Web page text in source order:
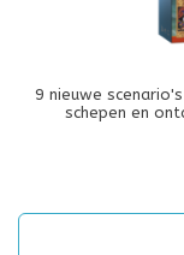
9 nieuwe
schepen en